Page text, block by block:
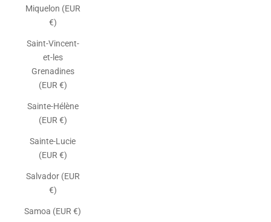
Miquelon (EUR
€)
Saint-Vincent-
et-les
Grenadines
(EUR €)
Sainte-Hélène
(EUR €)
Sainte-Lucie
(EUR €)
Salvador (EUR
€)
Samoa (EUR €)